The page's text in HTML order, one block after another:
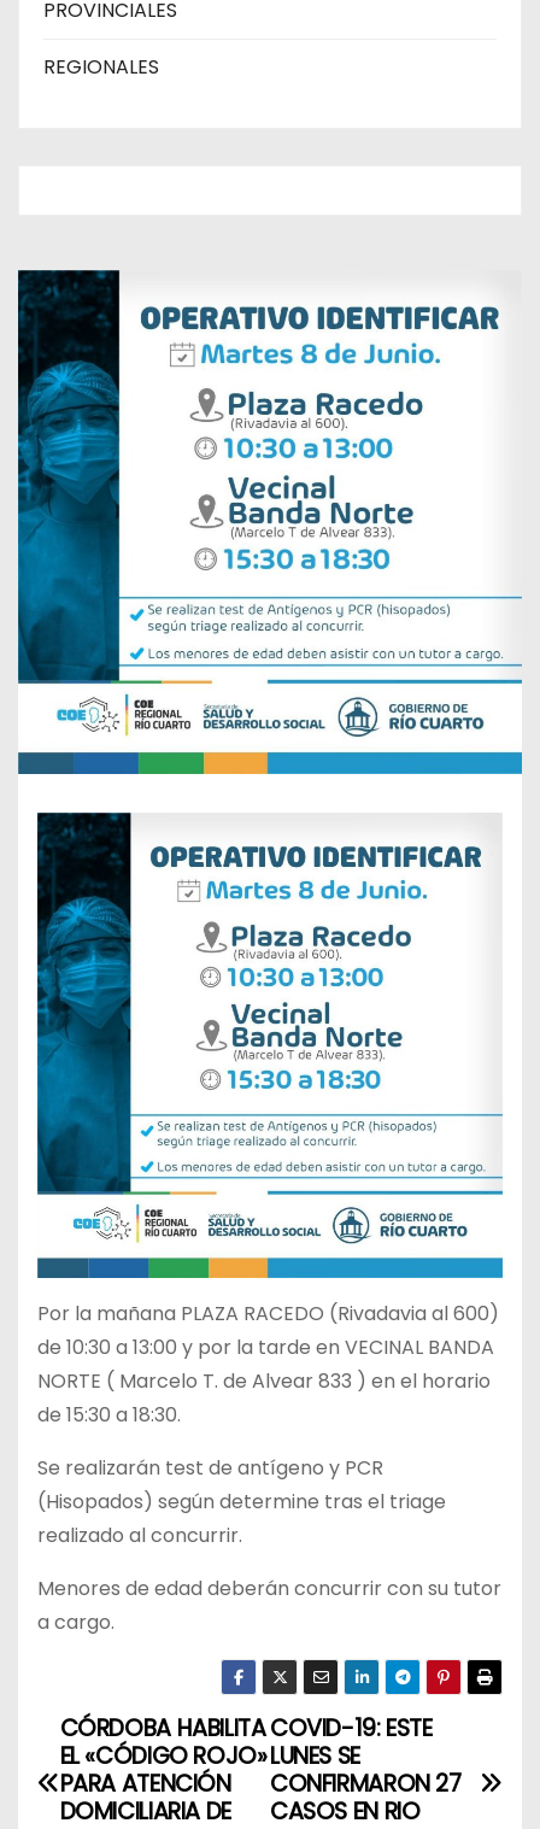
PROVINCIALES
REGIONALES
Por la mañana PLAZA RACEDO (Rivadavia al 600)
de 10:30 a 13:00 y por la tarde en VECINAL BANDA
NORTE ( Marcelo T. de Alvear 833 ) en el horario
de 15:30 a 18:30.
Se realizarán test de antígeno y PCR
(Hisopados) según determine tras el triage
realizado al concurrir.
Menores de edad deberán concurrir con su tutor
a cargo.
N
a
COVID-19: ESTE
LUNES SE
CONFIRMARON 27
CASOS EN RIO
CÓRDOBA HABILITA
EL «CÓDIGO ROJO»
PARA ATENCIÓN
DOMICILIARIA DE